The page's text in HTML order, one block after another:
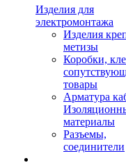
Изделия для
электромонтажа
Изделия
метизы
Коробки,
товары
Арматура
материалы
Разъемы,
соединители